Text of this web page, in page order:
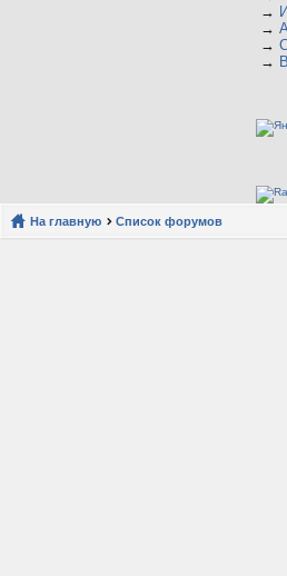
→
→
→
→
На главную Список форумов